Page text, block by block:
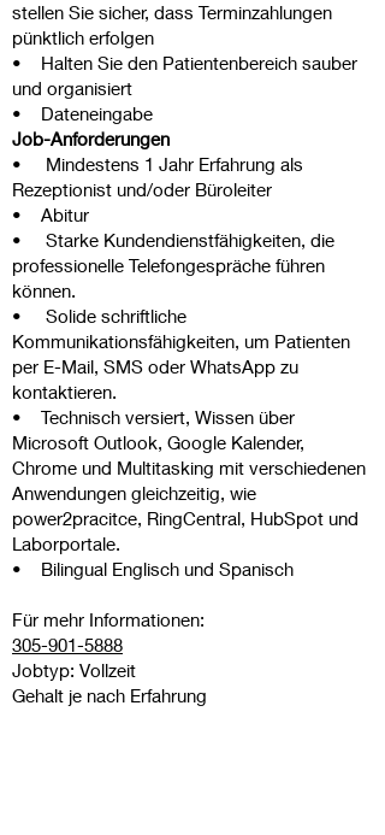
stellen Sie sicher, dass Terminzahlungen
pünktlich erfolgen
• Halten Sie den Patientenbereich sauber
und organisiert
• Dateneingabe
Job-Anforderungen
• Mindestens 1 Jahr Erfahrung als
Rezeptionist und/oder Büroleiter
• Abitur
• Starke Kundendienstfähigkeiten, die
professionelle Telefongespräche führen
können.
• Solide schriftliche
Kommunikationsfähigkeiten, um Patienten
per E-Mail, SMS oder WhatsApp zu
kontaktieren.
• Technisch versiert, Wissen über
Microsoft Outlook, Google Kalender,
Chrome und Multitasking mit verschiedenen
Anwendungen gleichzeitig, wie
power2pracitce, RingCentral, HubSpot und
Laborportale.
• Bilingual Englisch und Spanisch
Für mehr Informationen:
305-901-5888
Jobtyp: Vollzeit
Gehalt je nach Erfahrung